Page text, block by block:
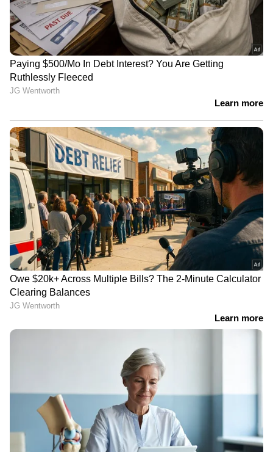
മത്സരങ്ങളിൽ നിന്ന് 6 വിജയവുമായി പോയിന്‍റ്
ടേബിളിൽ ചെന്നൈ കനത്ത തിരിച്ചടിയാണ്
നേരിടുന്നത്. വ്യാഴാഴ്ച ഗുജറാത്ത്
ടൈറ്റൻസിനെതിരെയാണ് ചെന്നൈയുടെ
അവസാന ലീഗ് മത്സരം.
ഏഷ്യാനെറ്റ് ന്യൂസ് ലൈവ് കാണാന്‍ ഇവിടെ
ക്ലിക് ചെയ്യുക